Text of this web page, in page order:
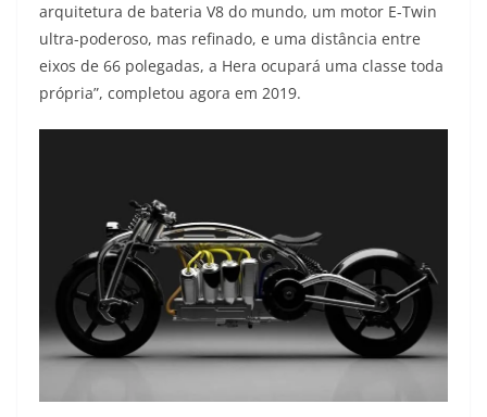
arquitetura de bateria V8 do mundo, um motor E-Twin
ultra-poderoso, mas refinado, e uma distância entre
eixos de 66 polegadas, a Hera ocupará uma classe toda
própria”, completou agora em 2019.